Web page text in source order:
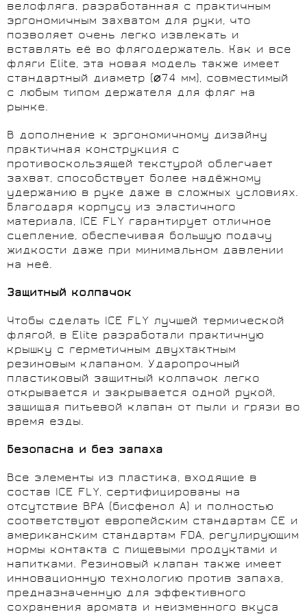
велофляга, разработанная с практичным
эргономичным захватом для руки, что
позволяет очень легко извлекать и
вставлять её во флягодержатель. Как и все
фляги Elite, эта новая модель также имеет
стандартный диаметр (⌀74 мм), совместимый
с любым типом держателя для фляг на
рынке.
В дополнение к эргономичному дизайну
практичная конструкция с
противоскользящей текстурой облегчает
захват, способствует более надёжному
удержанию в руке даже в сложных условиях.
Благодаря корпусу из эластичного
материала, ICE FLY гарантирует отличное
сцепление, обеспечивая большую подачу
жидкости даже при минимальном давлении
на неё.
Защитный колпачок
Чтобы сделать ICE FLY лучшей термической
флягой, в Elite разработали практичную
крышку с герметичным двухтактным
резиновым клапаном. Ударопрочный
пластиковый защитный колпачок легко
открывается и закрывается одной рукой,
защищая питьевой клапан от пыли и грязи во
время езды.
Безопасна и без запаха
Все элементы из пластика, входящие в
состав ICE FLY, сертифицированы на
отсутствие BPA (бисфенол А) и полностью
соответствуют европейским стандартам CE и
американским стандартам FDA, регулирующим
нормы контакта с пищевыми продуктами и
напитками. Резиновый клапан также имеет
инновационную технологию против запаха,
предназначенную для эффективного
сохранения аромата и неизменного вкуса